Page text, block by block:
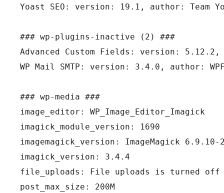
Yoast SEO: version: 19.1, author: Team
### wp-plugins-inactive (2) ###
Advanced Custom Fields: version:
WP Mail SMTP: version: 3.4.0, author:
### wp-media ###
image_editor: WP_Image_Editor_Imagick
imagick_module_version: 1690
imagemagick_version: ImageMagick
imagick_version: 3.4.4
file_uploads: File uploads is turned off
post_max_size: 200M